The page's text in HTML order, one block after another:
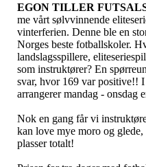
EGON TILLER
me vårt sølvvinnende
vinterferien. Denne ble en
Norges beste fotballskoler.
landslagsspillere,
som instruktører? En
svar, hvor 169 var positive!!
arrangerer mandag - onsdag
Nok en gang får vi
kan love mye moro og
plasser totalt!